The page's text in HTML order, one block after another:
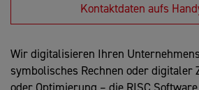
Kontaktdaten aufs
Wir digitalisieren Ihren
symbolisches Rechnen oder digitaler